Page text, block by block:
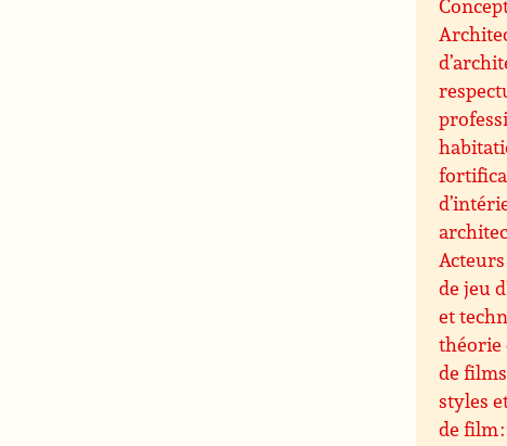
de jeu
et
théorie
de films
styles
de film